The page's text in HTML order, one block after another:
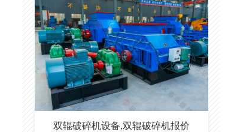
双辊破碎机设备,双辊破碎机报价